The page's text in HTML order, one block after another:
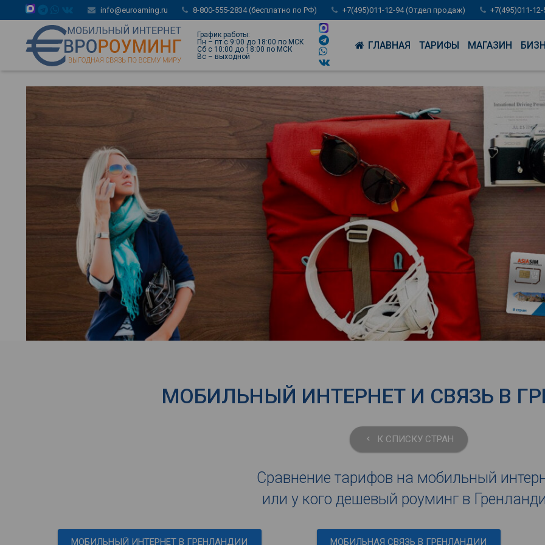
info@euroaming.ru 8-800-555-2834 (бесплатно по РФ) +7(495)011-12-94 (Отдел продаж) +7(495)011-
График работы:
Пн – пт с 9:00 до 18:00 по МСК
Сб с 10:00 до 18:00 по МСК
Вс – выходной
ГЛАВНАЯ ТАРИФЫ МАГАЗИН
МОБИЛЬНЫЙ ИНТЕРНЕТ И СВЯЗЬ В
keyboard_arrow_left К СПИСКУ СТРАН
Сравнение тарифов на мобильный
или у кого дешевый роуминг в
МОБИЛЬНЫЙ ИНТЕРНЕТ В ГРЕНЛАНДИИ МОБИЛЬНАЯ СВЯЗЬ В ГРЕНЛАНДИИ